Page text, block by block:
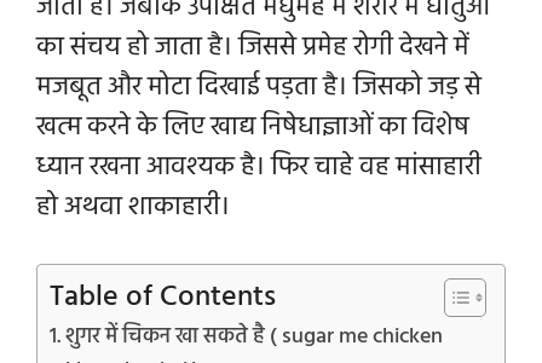
का संचय हो जाता है। जिससे प्रमेह रोगी देखने में
मजबूत और मोटा दिखाई पड़ता है। जिसको जड़ से
खत्म करने के लिए खाद्य निषेधाज्ञाओं का विशेष
ध्यान रखना आवश्यक है। फिर चाहे वह मांसाहारी
हो अथवा शाकाहारी।
Table of Contents
शुगर में चिकन खा सकते है ( sugar me chicken